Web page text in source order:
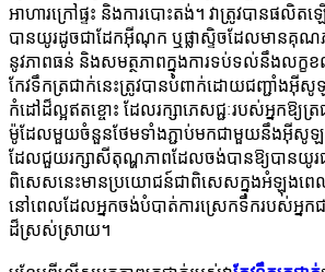
អាហារក្រៅផ្ទះ និងការបោះតង់។ វាត្រូវបានផលិតឡ
បានយូរដូចជាដែកអ៊ីណុក ឬផ្លាស្ទិចដែលមានគុណ
នូវភាពធន់ និងសមត្ថភាពក្នុងការទប់ទល់នឹងលក្ខខ
កែវទឹកត្រជាក់នេះត្រូវបានបំពាក់ដោយជញ្ជាំងអ៊ីសូ
កំដៅដ៏ល្អឥតខ្ចោះ ដែលរក្សាភេសជ្ជៈរបស់អ្នកឱ្យត្
ម៉ូដែលមួយចំនួនថែមទាំងភ្ជាប់មកជាមួយនឹងអ៊ីសូឡ
ដែលជួយរក្សាសីតុណ្ហភាពដែលចង់បានឱ្យបានយូ
ពិសេសនេះមានប្រយោជន៍ជាពិសេសក្នុងអំឡុងពេលថ្
នៅពេលដែលអ្នកចង់បំបាត់ការស្រេកទឹករបស់អ្នក
ដ៏ស្រស់ស្រាយ។